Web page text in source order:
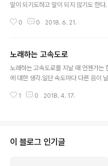
말이 되기도하고 말이 되지 않기도 한
점에서 (뇌 혹은 데이터 저장소) 같은 '
취사 선택의 누적은 자연의 진화에서 일
며, 모든 독립 개체간에 발생하는 것이
위적인 시도의 결과이다. 그나마 근사하
0 0 2018. 6. 21.
노래하는 고속도로
노래하는 고속도로를 지날 때 언젠가는
에 대한 생각.일단 속도마다 다른 음이
m/s = 27.7777 m/s 100km/h =
평균율 음계에서의 음의 증가는 주파수
가하는 것을 알고 있다.즉, 880Hz ..
1 0 2018. 4. 17.
이 블로그 인기글